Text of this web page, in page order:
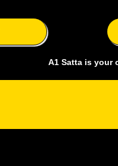
A1 Satta is your one-